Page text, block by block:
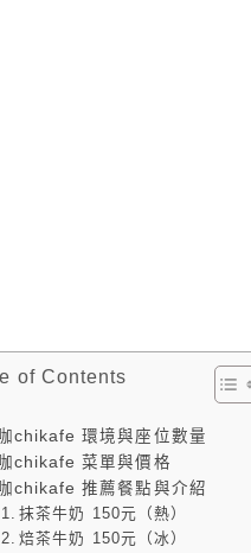
of Contents
chikafe 環境與座位數量
chikafe 菜單與價格
chikafe 推薦餐點與介紹
抹茶牛奶 150元（熱）
焙茶牛奶 150元（冰）